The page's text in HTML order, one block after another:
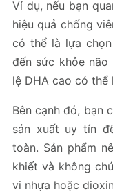
Ví dụ, nếu bạn
hiệu quả chống
có thể là lựa
đến sức khỏe
lệ DHA cao có thể
Bên cạnh đó, bạn
sản xuất uy tín
toàn. Sản phẩm
khiết và không
vi nhựa hoặc